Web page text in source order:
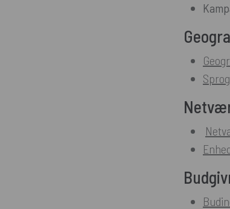
Sprog